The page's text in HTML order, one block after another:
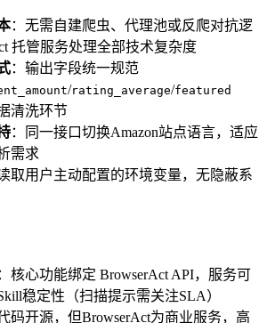
：无需自建爬虫、代理池或反爬对抗逻
托管服务处理全部技术复杂度
：输出字段统一规范
/rating_average/featured
清洗环节
：同一接口切换Amazon站点语言，适应
需求
取用户主动配置的环境变量，无隐蔽系
：核心功能绑定 BrowserAct API，服务可
稳定性（扫描提示需关注SLA）
码开源，但BrowserAct为商业服务，高